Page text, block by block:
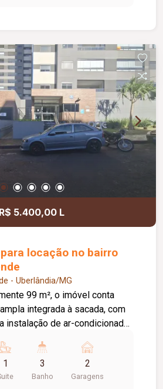
Ambientes bem
conforto e
m².
R$ 5.400,00 L
locação no bairro
- Uberlândia/MG
99 m², o imóvel conta
integrada à sacada, com
instalação de ar-condicionado,
de vidro e uma linda vista
de serviço integrada ao
equipado com armários e
1 3
Banho
2
Garagens